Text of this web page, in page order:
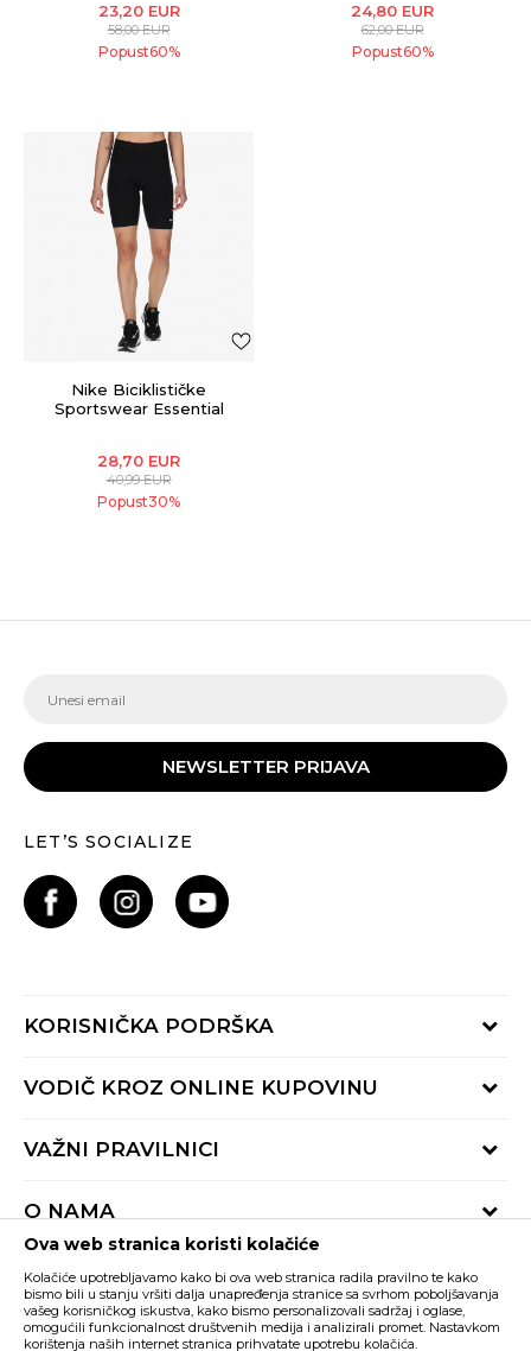
23,20 EUR
58,00EUR
Popust60%
24,80 EUR
62,00EUR
Popust60%
Nike Biciklističke
Sportswear Essential
28,70 EUR
40,99EUR
Popust30%
NEWSLETTER PRIJAVA
LET’S SOCIALIZE
KORISNIČKA PODRŠKA
Provjeri status porudžbine
Radno vrijeme 9-16h
VODIČ KROZ ONLINE KUPOVINU
Načini isporuke
Reklamacije
Zamjena artikla
VAŽNI PRAVILNICI
O NAMA
BUZZ Koncept
BUZZ Brendovi
BUZZ Crew
Trenutno si na
Buzz Crna Gora PROMIJENI
Ova web stranica koristi kolačiće
Kolačiće upotrebljavamo kako bi ova web stranica radila pravilno te kako
bismo bili u stanju vršiti dalja unapređenja stranice sa svrhom poboljšavanja
vašeg korisničkog iskustva, kako bismo personalizovali sadržaj i oglase,
omogućili funkcionalnost društvenih medija i analizirali promet. Nastavkom
korištenja naših internet stranica prihvatate upotrebu kolačića.